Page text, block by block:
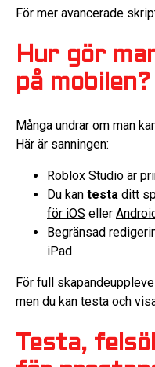
För mer avancerade
Hur gör
på mobilen?
Många undrar om man
Här är sanningen:
Roblox Studio är
Du kan testa ditt
för iOS eller
Begränsad
iPad
För full
men du kan testa och
Testa,